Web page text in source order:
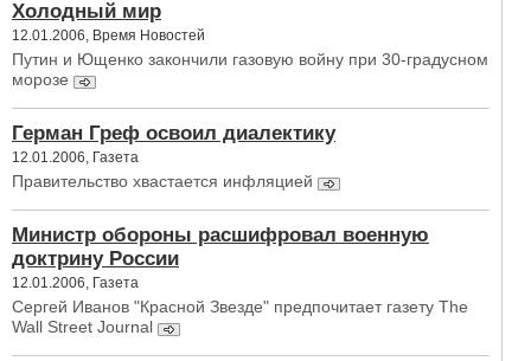
Холодный мир
12.01.2006, Время Новостей
Путин и Ющенко закончили газовую войну при 30-градусном
морозе
Герман Греф освоил диалектику
12.01.2006, Газета
Правительство хвастается инфляцией
Министр обороны расшифровал военную
доктрину России
12.01.2006, Газета
Сергей Иванов "Красной Звезде" предпочитает газету The
Wall Street Journal